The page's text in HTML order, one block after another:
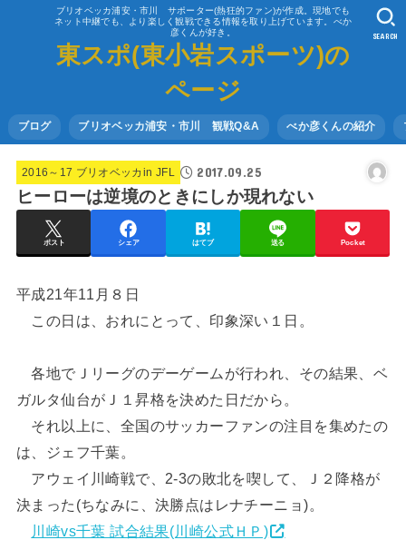
ブリオベッカ浦安・市川 サポーター(熱狂的ファン)が作成。現地でも
ネット中継でも、より楽しく観戦できる情報を取り上げています。べか
彦くんが好き。
東スポ(東小岩スポーツ)の
ページ
ブログ ブリオベッカ浦安・市川 観戦Q&A べか彦くんの紹介
SEARCH
2016～17 ブリオベッカin JFL 2017.09.25
ヒーローは逆境のときにしか現れない
ポスト シェア はてブ 送る Pocket
平成21年11月８日
この日は、おれにとって、印象深い１日。
各地でＪリーグのデーゲームが行われ、その結果、ベ
ガルタ仙台がＪ１昇格を決めた日だから。
それ以上に、全国のサッカーファンの注目を集めたの
は、ジェフ千葉。
アウェイ川崎戦で、2-3の敗北を喫して、Ｊ２降格が
決まった(ちなみに、決勝点はレナチーニョ)。
川崎vs千葉 試合結果(川崎公式ＨＰ)